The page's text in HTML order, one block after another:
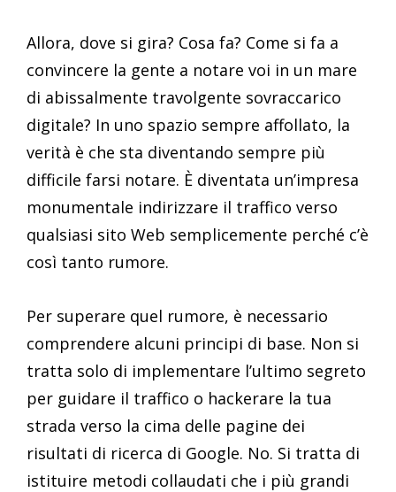
Allora, dove si gira? Cosa fa? Come si fa a
convincere la gente a notare voi in un mare
di abissalmente travolgente sovraccarico
digitale? In uno spazio sempre affollato, la
verità è che sta diventando sempre più
difficile farsi notare. È diventata un’impresa
monumentale indirizzare il traffico verso
qualsiasi sito Web semplicemente perché c’è
così tanto rumore.
Per superare quel rumore, è necessario
comprendere alcuni principi di base. Non si
tratta solo di implementare l’ultimo segreto
per guidare il traffico o hackerare la tua
strada verso la cima delle pagine dei
risultati di ricerca di Google. No. Si tratta di
istituire metodi collaudati che i più grandi